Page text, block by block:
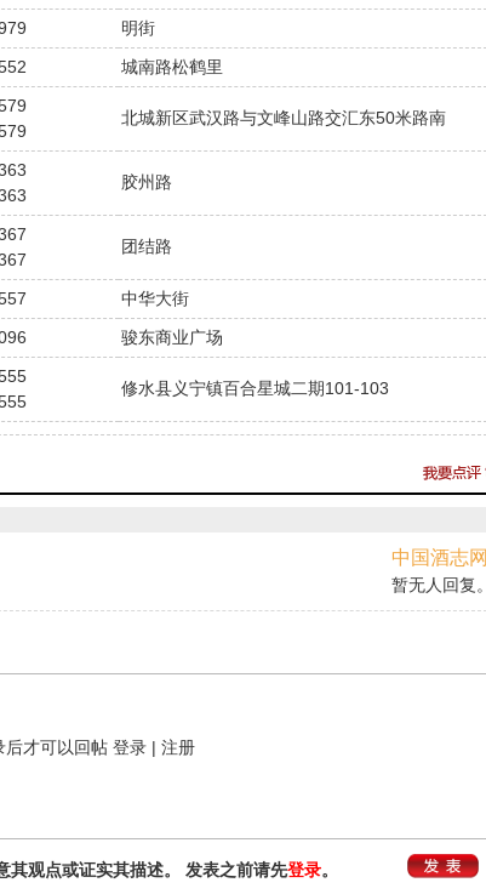
明街
城南路松鹤里
北城新区武汉路与文峰山路交汇东50米路南
胶州路
团结路
中华大街
骏东商业广场
修水县义宁镇百合星城二期101-103
中国酒志网
暂无人回复。
后才可以回帖 登录 | 注册
其观点或证实其描述。 发表之前请先登录。